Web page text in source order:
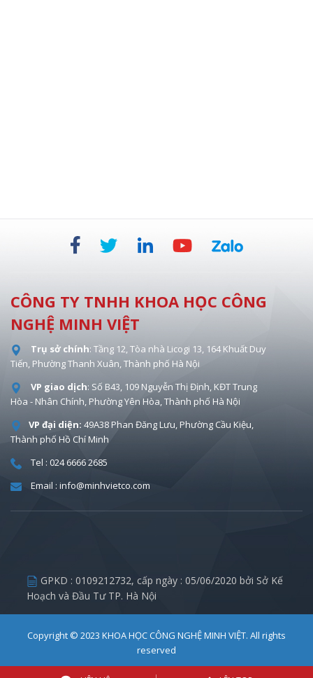
CÔNG TY TNHH KHOA HỌC CÔNG
NGHỆ MINH VIỆT
Trụ sở chính: Tầng 12, Tòa nhà Licogi 13, 164 Khuất Duy
Tiến, Phường Thanh Xuân, Thành phố Hà Nội
VP giao dịch: Số B43, 109 Nguyễn Thị Định, KĐT Trung
Hòa - Nhân Chính, Phường Yên Hòa, Thành phố Hà Nội
VP đại diện: 49A38 Phan Đăng Lưu, Phường Cầu Kiệu,
Thành phố Hồ Chí Minh
Tel : 024 6666 2685
Email : info@minhvietco.com
GPKD : 0109212732, cấp ngày : 05/06/2020 bởi Sở Kế
Hoạch và Đầu Tư TP. Hà Nội
Copyright © 2023 KHOA HỌC CÔNG NGHỆ MINH VIỆT. All rights
reserved